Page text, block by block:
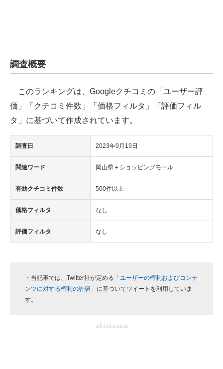
電子設計の基本と応用
エネルギーの専門メディア
建設×テクノロジーの最前線
ちょっと気になるネットの話題
調査概要
このランキングは、Googleクチコミの「ユーザー評
価」「クチコミ件数」「価格フィルタ」「評価フィル
タ」に基づいて作成されています。
調査日 2023年9月19日
関連ワード 岡山県＋ショッピングモール
有効クチコミ件数 500件以上
価格フィルタ なし
評価フィルタ なし
・当記事では、Twitter社が定める「 ユーザーの権利およびコンテ
ンツに対する権利の許諾 」に基づいてツイートを利用していま
す。
advertisement